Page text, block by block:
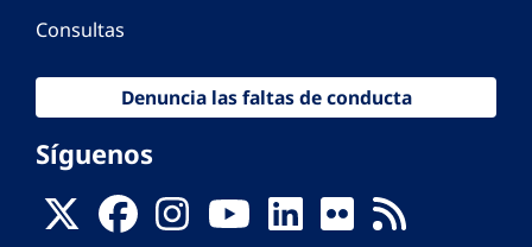
Consultas
Denuncia las faltas de conducta
Síguenos